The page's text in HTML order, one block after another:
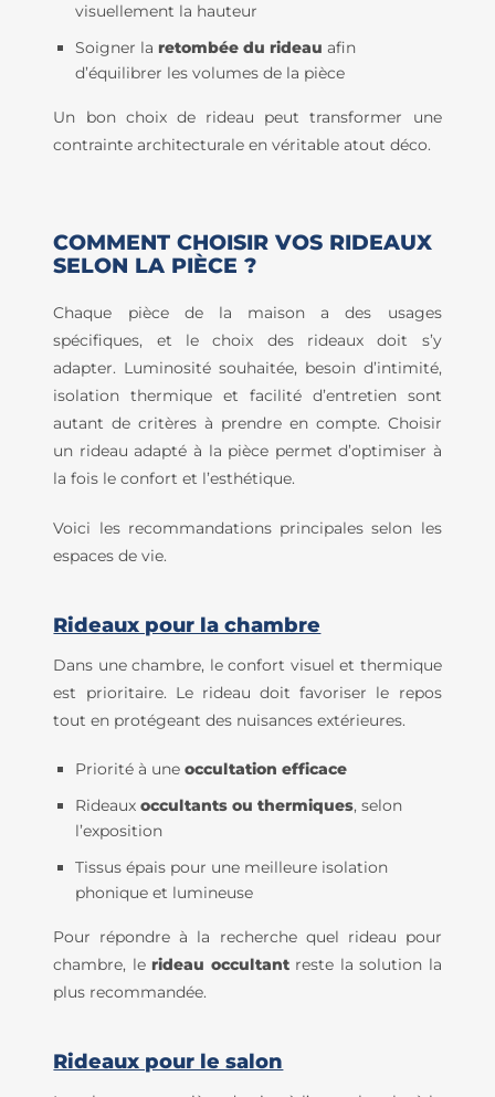
visuellement la hauteur
Soigner laretombée du rideau afin
d’équilibrer les volumes de la pièce
Un bon choix de rideau peut transformer une
contrainte architecturale en véritable atout déco.
COMMENT CHOISIR VOS RIDEAUX
SELON LA PIÈCE ?
Chaque pièce de la maison a des usages
spécifiques, et le choix des rideaux doit s’y
adapter. Luminosité souhaitée, besoin d’intimité,
isolation thermique et facilité d’entretien sont
autant de critères à prendre en compte. Choisir
un rideau adapté à la pièce permet d’optimiser à
la fois le confort et l’esthétique.
Voici les recommandations principales selon les
espaces de vie.
Rideaux pour la chambre
Dans une chambre, le confort visuel et thermique
est prioritaire. Le rideau doit favoriser le repos
tout en protégeant des nuisances extérieures.
Priorité à uneoccultation efficace
Rideauxoccultants ou thermiques, selon
l’exposition
Tissus épais pour une meilleure isolation
phonique et lumineuse
Pour répondre à la recherche quel rideau pour
chambre, lerideau occultantreste la solution la
plus recommandée.
Rideaux pour le salon